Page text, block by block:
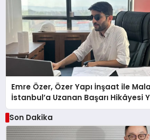
Emre Özer, Özer Yapı İnşaat ile
İstanbul’a Uzanan Başarı Hikâyesi
Son Dakika